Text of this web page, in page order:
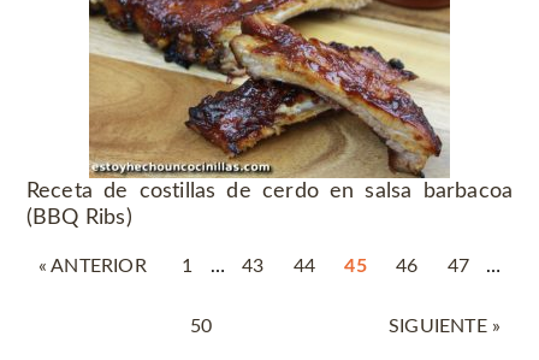
Receta de costillas de cerdo en salsa barbacoa
(BBQ Ribs)
« ANTERIOR 1 … 43 44 45 46 47 …
50 SIGUIENTE »